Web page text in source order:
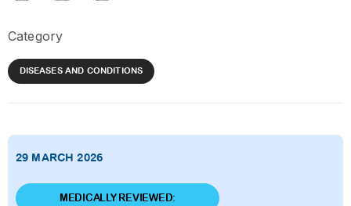
Category
DISEASES AND CONDITIONS
29 MARCH 2026
MEDICALLY REVIEWED: